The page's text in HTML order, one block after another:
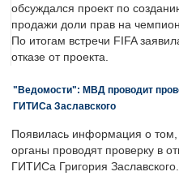
обсуждался проект по
продажи доли прав на
По итогам встречи FIFA
отказе от проекта.
"Ведомости": МВД проводит
ГИТИСа Заславского
Появилась информация о том,
органы проводят проверку в
ГИТИСа Григория